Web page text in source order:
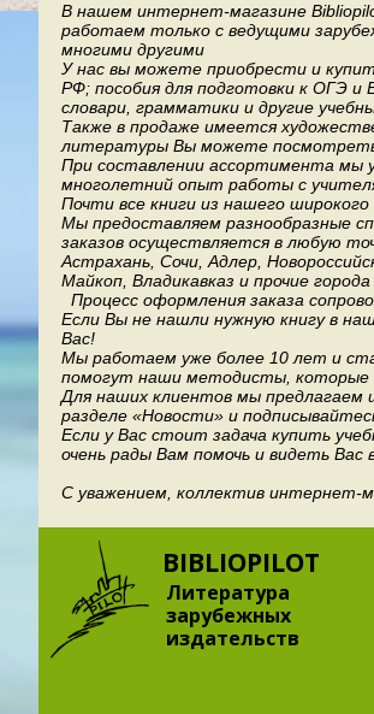
В нашем интернет-магазине
работаем только с ведущими
многими другими
У нас вы можете приобрести и
РФ; пособия для подготовки к ОГЭ и
словари, грамматики и другие
Также в продаже имеется
литературы Вы можете
При составлении ассортимента мы
многолетний опыт работы с
Почти все книги из нашего
Мы предоставляем разнообразные
заказов осуществляется в любую
Астрахань, Сочи, Адлер,
Майкоп, Владикавказ и прочие
Процесс оформления заказа
Если Вы не нашли нужную книгу в
Вас!
Мы работаем уже более 10 лет и
помогут наши методисты, которые
Для наших клиентов мы предлагаем
разделе «Новости» и
Если у Вас стоит задача купить
очень рады Вам помочь и видеть
С уважением, коллектив интернет-
BIBLIOPILOT
Литература
зарубежных
издательств